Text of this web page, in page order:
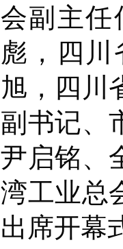
会副主任
彪，四
旭，四川
副书记、
尹启铭、
湾工业总
出席开幕